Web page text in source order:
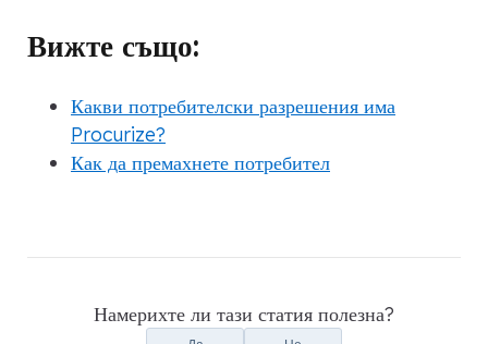
Вижте също:
Какви потребителски разрешения има
Procurize?
Как да премахнете потребител
Намерихте ли тази статия полезна?